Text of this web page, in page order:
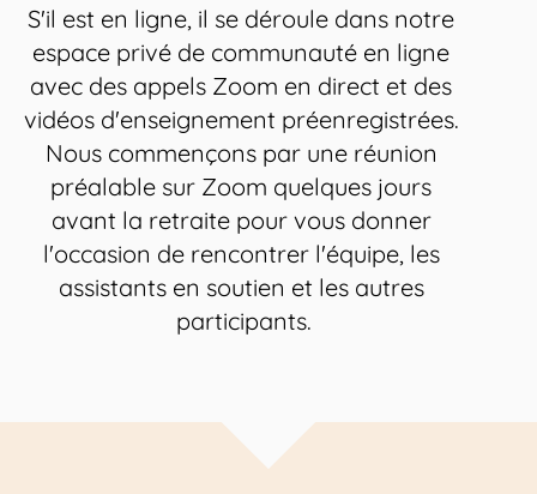
S'il est en ligne, il se déroule dans notre
espace privé de communauté en ligne
avec des appels Zoom en direct et des
vidéos d'enseignement préenregistrées.
Nous commençons par une réunion
préalable sur Zoom quelques jours
avant la retraite pour vous donner
l'occasion de rencontrer l'équipe, les
assistants en soutien et les autres
participants.